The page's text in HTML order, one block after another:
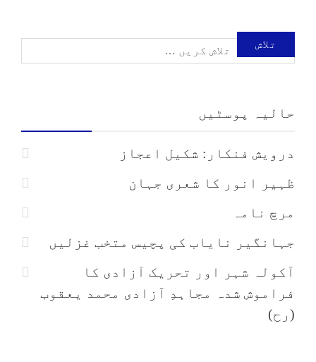
تلاش
برائے:
حالیہ پوسٹیں
درویش فنکار: شکیل اعجاز
ظہیر انور کا شعری جہان
مرچ نامہ
جہانگیر نایاب کی پچیس متخب غزلیں
آکولہ شہر اور تحریک آزادی کا
فراموش شدہ مجاہدِ آزادی محمد یعقوب
(رح)